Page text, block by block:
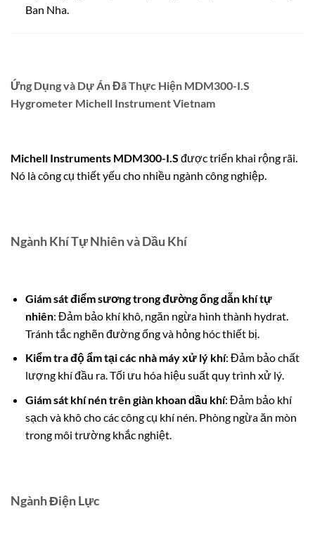
Ban Nha.
Ứng Dụng và Dự Án Đã Thực Hiện MDM300-I.S
Hygrometer Michell Instrument Vietnam
Michell Instruments MDM300-I.S được triển khai rộng rãi.
Nó là công cụ thiết yếu cho nhiều ngành công nghiệp.
Ngành Khí Tự Nhiên và Dầu Khí
Giám sát điểm sương trong đường ống dẫn khí tự
nhiên: Đảm bảo khí khô, ngăn ngừa hình thành hydrat.
Tránh tắc nghẽn đường ống và hỏng hóc thiết bị.
Kiểm tra độ ẩm tại các nhà máy xử lý khí: Đảm bảo chất
lượng khí đầu ra. Tối ưu hóa hiệu suất quy trình xử lý.
Giám sát khí nén trên giàn khoan dầu khí: Đảm bảo khí
sạch và khô cho các công cụ khí nén. Phòng ngừa ăn mòn
trong môi trường khắc nghiệt.
Ngành Điện Lực